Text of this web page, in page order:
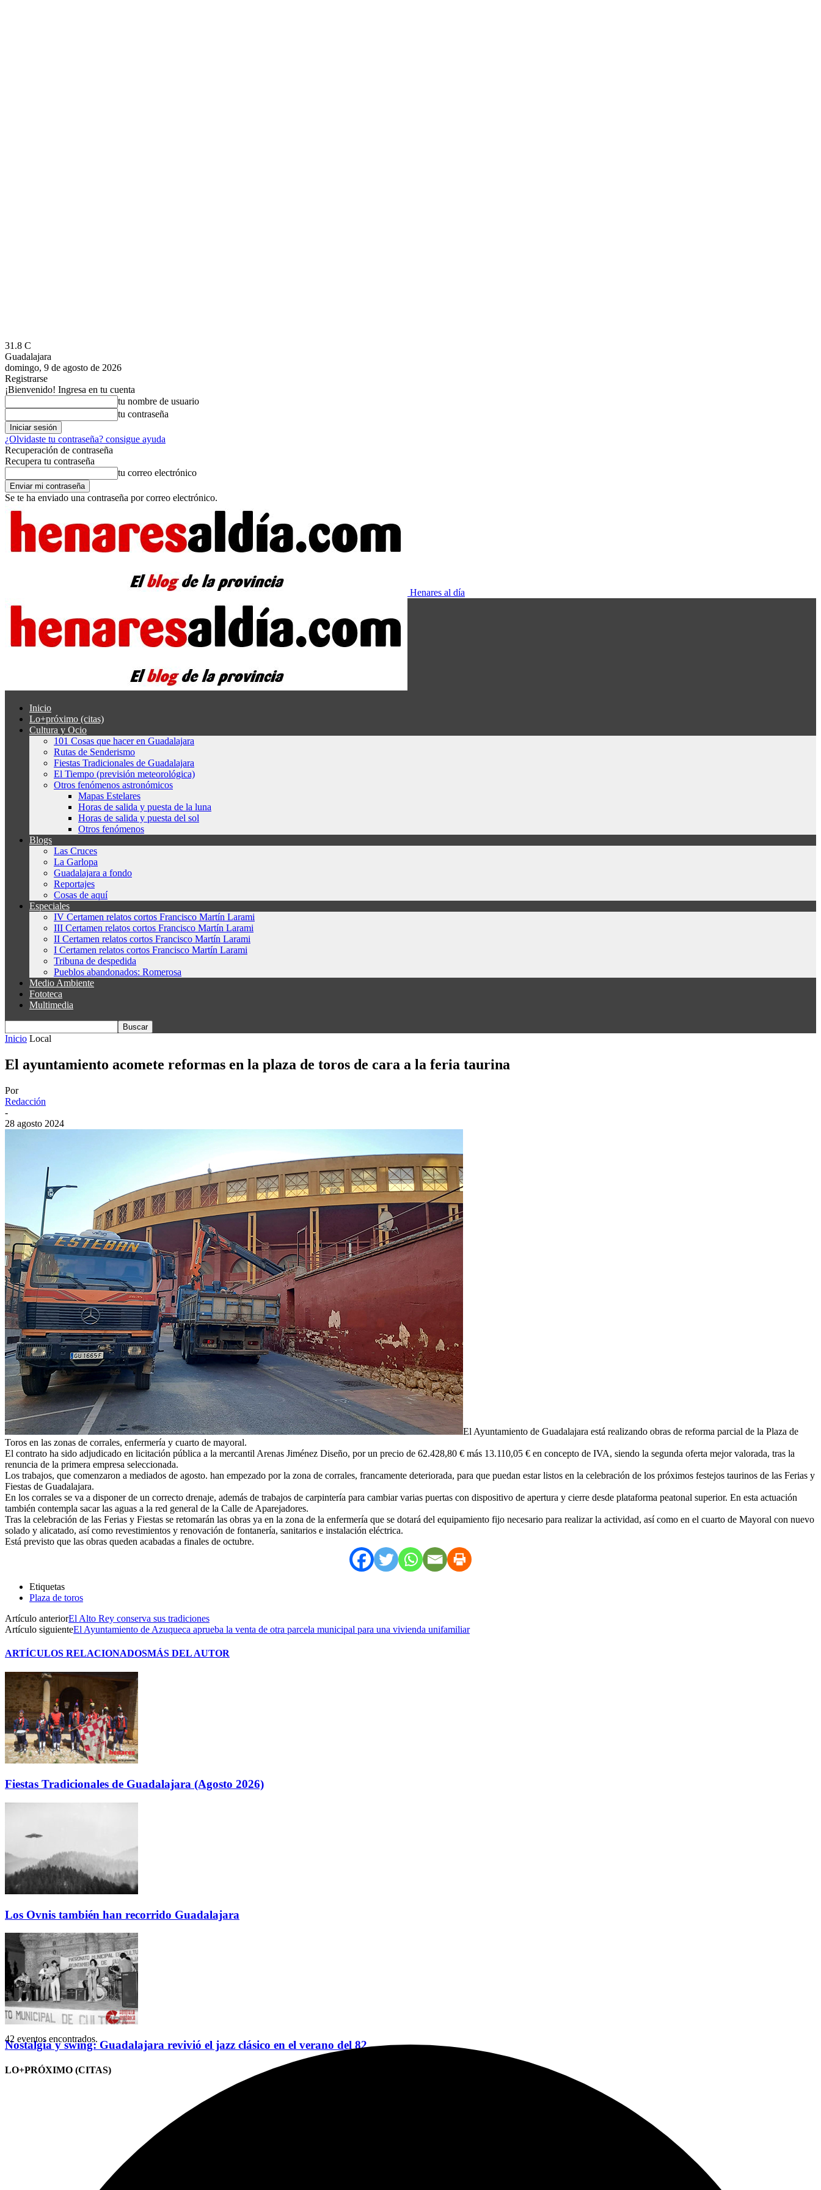
31.8 C
Guadalajara
domingo, 9 de agosto de 2026
Registrarse
¡Bienvenido! Ingresa en tu cuenta
tu nombre de usuario
tu contraseña
¿Olvidaste tu contraseña? consigue ayuda
Recuperación de contraseña
Recupera tu contraseña
tu correo electrónico
Se te ha enviado una contraseña por correo electrónico.
Henares al día
Inicio
Lo+próximo (citas)
Cultura y Ocio
101 Cosas que hacer en Guadalajara
Rutas de Senderismo
Fiestas Tradicionales de Guadalajara
El Tiempo (previsión meteorológica)
Otros fenómenos astronómicos
Mapas Estelares
Horas de salida y puesta de la luna
Horas de salida y puesta del sol
Otros fenómenos
Blogs
Las Cruces
La Garlopa
Guadalajara a fondo
Reportajes
Cosas de aquí
Especiales
IV Certamen relatos cortos Francisco Martín Larami
III Certamen relatos cortos Francisco Martín Larami
II Certamen relatos cortos Francisco Martín Larami
I Certamen relatos cortos Francisco Martín Larami
Tribuna de despedida
Pueblos abandonados: Romerosa
Medio Ambiente
Fototeca
Multimedia
Inicio Local
El ayuntamiento acomete reformas en la plaza de toros de cara a la feria taurina
Por
Redacción
-
28 agosto 2024
El Ayuntamiento de Guadalajara está realizando obras de reforma parcial de la Plaza de
Toros en las zonas de corrales, enfermería y cuarto de mayoral.
El contrato ha sido adjudicado en licitación pública a la mercantil Arenas Jiménez Diseño, por un precio de 62.428,80 € más 13.110,05 € en concepto de IVA, siendo la segunda oferta mejor valorada, tras la
renuncia de la primera empresa seleccionada.
Los trabajos, que comenzaron a mediados de agosto. han empezado por la zona de corrales, francamente deteriorada, para que puedan estar listos en la celebración de los próximos festejos taurinos de las Ferias y
Fiestas de Guadalajara.
En los corrales se va a disponer de un correcto drenaje, además de trabajos de carpintería para cambiar varias puertas con dispositivo de apertura y cierre desde plataforma peatonal superior. En esta actuación
también contempla sacar las aguas a la red general de la Calle de Aparejadores.
Tras la celebración de las Ferias y Fiestas se retomarán las obras ya en la zona de la enfermería que se dotará del equipamiento fijo necesario para realizar la actividad, así como en el cuarto de Mayoral con nuevo
solado y alicatado, así como revestimientos y renovación de fontanería, sanitarios e instalación eléctrica.
Está previsto que las obras queden acabadas a finales de octubre.
Etiquetas
Plaza de toros
Artículo anteriorEl Alto Rey conserva sus tradiciones
Artículo siguienteEl Ayuntamiento de Azuqueca aprueba la venta de otra parcela municipal para una vivienda unifamiliar
ARTÍCULOS RELACIONADOSMÁS DEL AUTOR
Fiestas Tradicionales de Guadalajara (Agosto 2026)
Los Ovnis también han recorrido Guadalajara
Nostalgia y swing: Guadalajara revivió el jazz clásico en el verano del 82
LO+PRÓXIMO (CITAS)
42 eventos encontrados.